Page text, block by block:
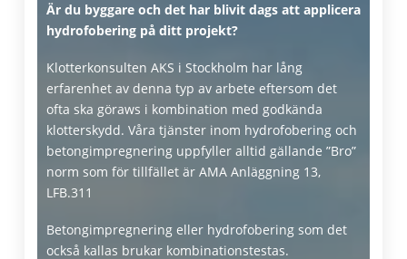
Klotterskydd ger flera
fördelar, vi är ett av de stora
företagen i Stockholm som
kan hjälpa dig.
Är du byggare och det har blivit dags att applicera
hydrofobering på ditt projekt?
Klotterkonsulten AKS i Stockholm har lång
erfarenhet av denna typ av arbete eftersom det
ofta ska göraws i kombination med godkända
klotterskydd. Våra tjänster inom hydrofobering och
betongimpregnering uppfyller alltid gällande ”Bro”
norm som för tillfället är AMA Anläggning 13,
LFB.311
Betongimpregnering eller hydrofobering som det
också kallas brukar kombinationstestas.